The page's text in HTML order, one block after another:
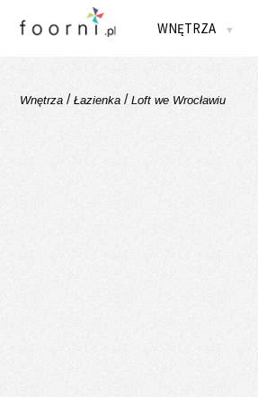
WNĘTRZA ▼
Wnętrza / Łazienka / Loft we Wrocławiu